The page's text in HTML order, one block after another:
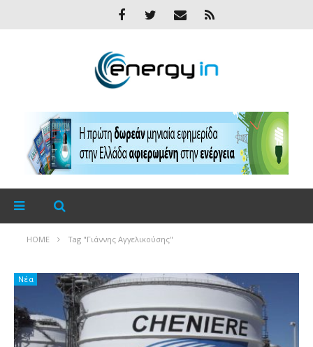
HOME Tag "Γιάννης Aγγελικούσης"
Νέα